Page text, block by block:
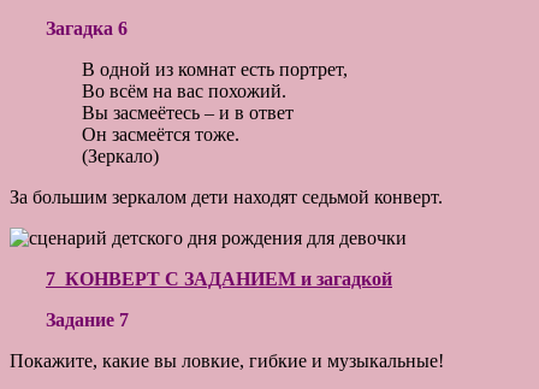
Загадка 6
В одной из комнат есть портрет,
Во всём на вас похожий.
Вы засмеётесь – и в ответ
Он засмеётся тоже.
(Зеркало)
За большим зеркалом дети находят седьмой конверт.
7 КОНВЕРТ С ЗАДАНИЕМ и загадкой
Задание 7
Покажите, какие вы ловкие, гибкие и музыкальные!